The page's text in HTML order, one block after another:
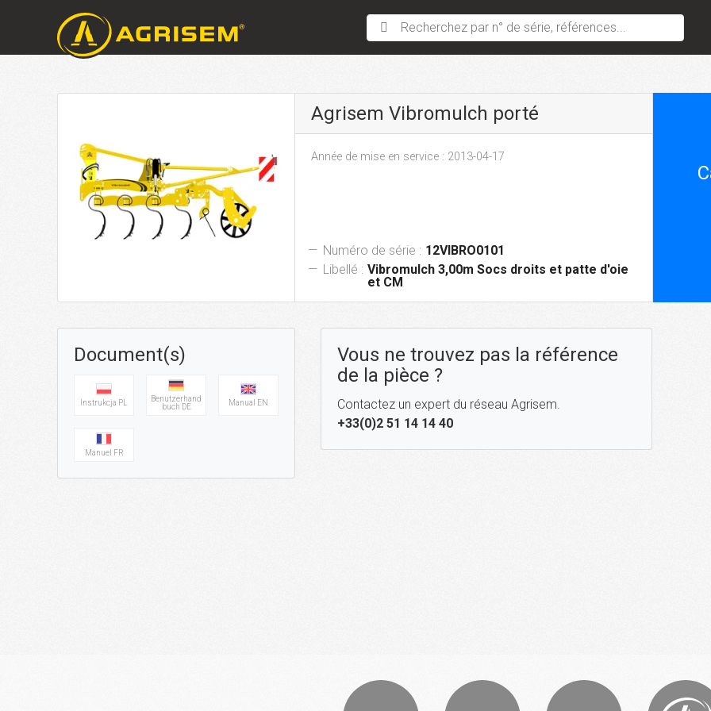
Recherchez par n° de série, références...
Agrisem Vibromulch porté
Année de mise en service : 2013-04-17
Numéro de série : 12VIBRO0101
Libellé : Vibromulch 3,00m Socs droits et patte d'oie
et CM
Document(s)
Instrukcja PL
Benutzerhand
buch DE
Manual EN
Manuel FR
Vous ne trouvez pas la référence
de la pièce ?
Contactez un expert du réseau Agrisem.
+33(0)2 51 14 14 40